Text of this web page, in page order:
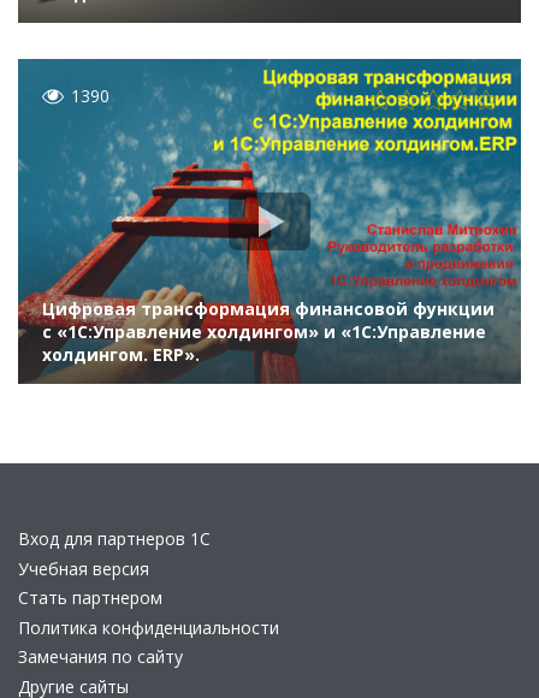
1390
Цифровая трансформация финансовой функции
с «1С:Управление холдингом» и «1С:Управление
холдингом. ERP».
Вход для партнеров 1С
Учебная версия
Стать партнером
Политика конфиденциальности
Замечания по сайту
Другие сайты